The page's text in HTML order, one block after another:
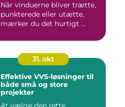
Når vinduerne bliver trætte,
punkterede eller utætte,
mærker du det hurtigt ...
31. okt
Effektive VVS-løsninger til
både små og store
projekter